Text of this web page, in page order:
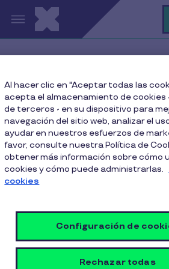
Pasar al contenido principal
Beneficios Corporativos
10 Razones por las que Pluxee
a ti y a tu empresa
10 Razones por
conviene a ti y a
empresa
6 Min de Lectura 7
Al hacer clic en "Aceptar todas las
acepta el almacenamiento de cookies
de terceros - en su dispositivo para
navegación del sitio web, analizar el
ayudar en nuestros esfuerzos de
favor, consulte nuestra Política de
obtener más información sobre cómo
cookies y cómo puede administrarlas.
cookies
Configuración de
Rechazar todas